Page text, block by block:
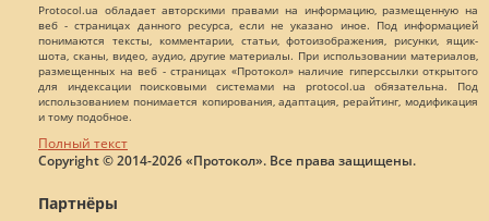
Protocol.ua обладает авторскими правами на информацию, размещенную на
веб - страницах данного ресурса, если не указано иное. Под информацией
понимаются тексты, комментарии, статьи, фотоизображения, рисунки, ящик-
шота, сканы, видео, аудио, другие материалы. При использовании материалов,
размещенных на веб - страницах «Протокол» наличие гиперссылки открытого
для индексации поисковыми системами на protocol.ua обязательна. Под
использованием понимается копирования, адаптация, рерайтинг, модификация
и тому подобное.
Полный текст
Copyright © 2014-2026 «Протокол». Все права защищены.
Партнёры